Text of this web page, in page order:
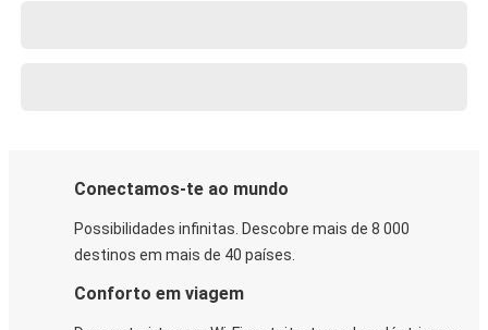
Conectamos-te ao mundo
Possibilidades infinitas. Descobre mais de 8 000
destinos em mais de 40 países.
Conforto em viagem